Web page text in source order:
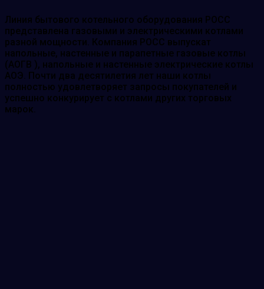
Линия бытового котельного оборудования РОСС
представлена газовыми и электрическими котлами
разной мощности. Компания РОСС выпускат
напольные, настенные и парапетные газовые котлы
(АОГВ ), напольные и настенные электрические котлы
АОЭ. Почти два десятилетия лет наши котлы
полностью удовлетворяет запросы покупателей и
успешно конкурирует с котлами других торговых
марок.